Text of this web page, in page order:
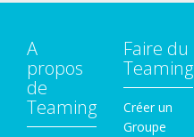
A
propos
de
Teaming
Faire du
Teaming
Créer un
Groupe